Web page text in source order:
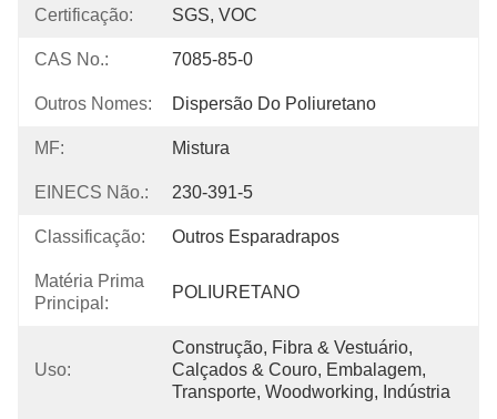
Certificação: SGS, VOC
CAS No.: 7085-85-0
Outros Nomes: Dispersão Do Poliuretano
MF: Mistura
EINECS Não.: 230-391-5
Classificação: Outros Esparadrapos
Matéria Prima
Principal:
POLIURETANO
Uso:
Construção, Fibra & Vestuário,
Calçados & Couro, Embalagem,
Transporte, Woodworking, Indústria